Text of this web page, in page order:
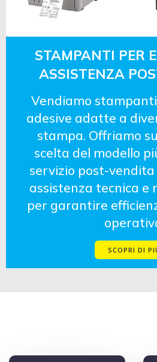
STAMPANTI PER
ASSISTENZA
Vendiamo
adesive adatte a
stampa. Offriamo
scelta del modello
servizio post-vendita
assistenza tecnica e
per garantire
SCOPRI DI